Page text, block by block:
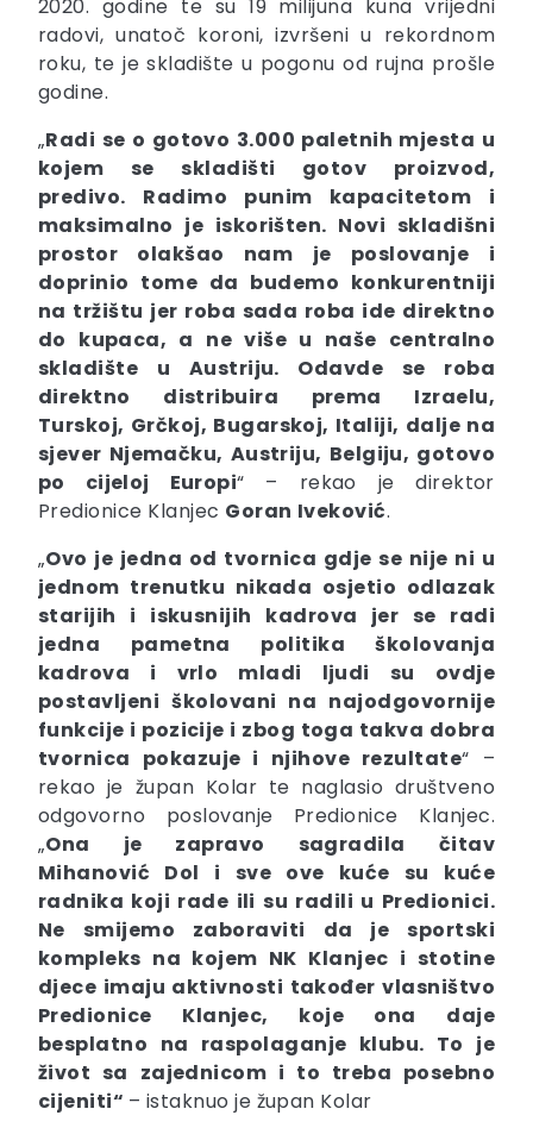
2020. godine te su 19 milijuna kuna vrijedni
radovi, unatoč koroni, izvršeni u rekordnom
roku, te je skladište u pogonu od rujna prošle
godine.
„Radi se o gotovo 3.000 paletnih mjesta u
kojem se skladišti gotov proizvod,
predivo. Radimo punim kapacitetom i
maksimalno je iskorišten. Novi skladišni
prostor olakšao nam je poslovanje i
doprinio tome da budemo konkurentniji
na tržištu jer roba sada roba ide direktno
do kupaca, a ne više u naše centralno
skladište u Austriju. Odavde se roba
direktno distribuira prema Izraelu,
Turskoj, Grčkoj, Bugarskoj, Italiji, dalje na
sjever Njemačku, Austriju, Belgiju, gotovo
po cijeloj Europi“ – rekao je direktor
Predionice Klanjec Goran Iveković.
„Ovo je jedna od tvornica gdje se nije ni u
jednom trenutku nikada osjetio odlazak
starijih i iskusnijih kadrova jer se radi
jedna pametna politika školovanja
kadrova i vrlo mladi ljudi su ovdje
postavljeni školovani na najodgovornije
funkcije i pozicije i zbog toga takva dobra
tvornica pokazuje i njihove rezultate“ –
rekao je župan Kolar te naglasio društveno
odgovorno poslovanje Predionice Klanjec.
„Ona je zapravo sagradila čitav
Mihanović Dol i sve ove kuće su kuće
radnika koji rade ili su radili u Predionici.
Ne smijemo zaboraviti da je sportski
kompleks na kojem NK Klanjec i stotine
djece imaju aktivnosti također vlasništvo
Predionice Klanjec, koje ona daje
besplatno na raspolaganje klubu. To je
život sa zajednicom i to treba posebno
cijeniti“ – istaknuo je župan Kolar